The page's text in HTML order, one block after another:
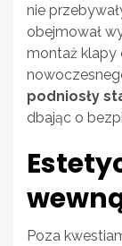
nie
obejmował
montaż klapy
podniosły
dbając o
Poza